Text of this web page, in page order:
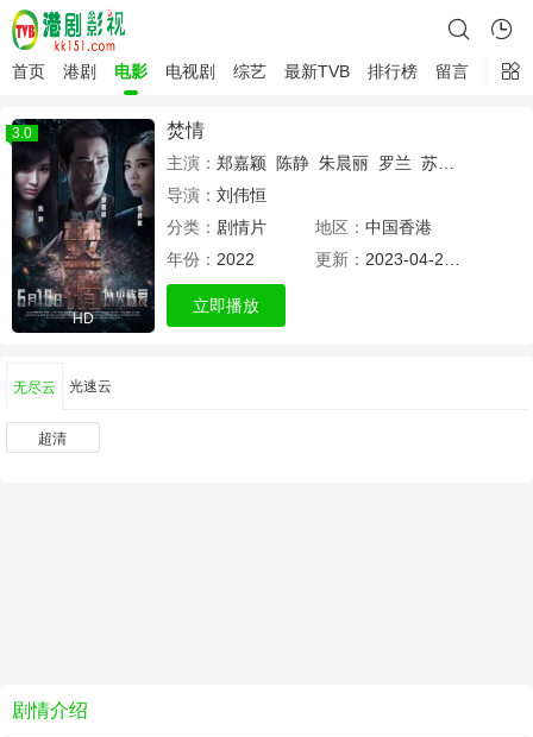
首页 港剧 电影 电视剧 综艺 最新TVB 排行榜 留言
3.0
HD
焚情
主演： 郑嘉颖 陈静 朱晨丽 罗兰 苏志威
导演： 刘伟恒
分类： 剧情片 地区： 中国香港
年份： 2022 更新： 2023-04-26 11:52
立即播放
无尽云 光速云
超清
剧情介绍